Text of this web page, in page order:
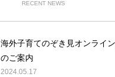
RECENT NEWS
海外子育てのぞき見オンライ
のご案内
2024.05.17